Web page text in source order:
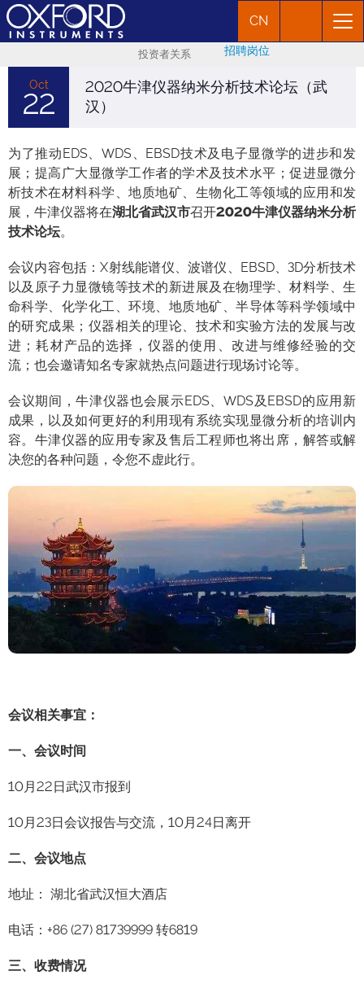
CN
投资者关系 招聘岗位
Oct
22
2020牛津仪器纳米分析技术论坛（武
汉）
为了推动EDS、WDS、EBSD技术及电子显微学的进步和发
展；提高广大显微学工作者的学术及技术水平；促进显微分
析技术在材料科学、地质地矿、生物化工等领域的应用和发
展，牛津仪器将在湖北省武汉市召开2020牛津仪器纳米分析
技术论坛。
会议内容包括：X射线能谱仪、波谱仪、EBSD、3D分析技术
以及原子力显微镜等技术的新进展及在物理学、材料学、生
命科学、化学化工、环境、地质地矿、半导体等科学领域中
的研究成果；仪器相关的理论、技术和实验方法的发展与改
进；耗材产品的选择，仪器的使用、改进与维修经验的交
流；也会邀请知名专家就热点问题进行现场讨论等。
会议期间，牛津仪器也会展示EDS、WDS及EBSD的应用新
成果，以及如何更好的利用现有系统实现显微分析的培训内
容。牛津仪器的应用专家及售后工程师也将出席，解答或解
决您的各种问题，令您不虚此行。
会议相关事宜：
一、会议时间
10月22日武汉市报到
10月23日会议报告与交流，10月24日离开
二、会议地点
地址： 湖北省武汉恒大酒店
电话：+86 (27) 81739999 转6819
三、收费情况